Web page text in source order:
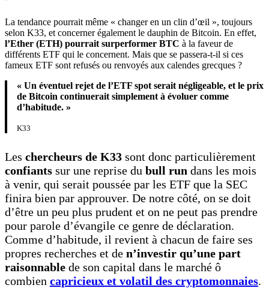
La tendance pourrait même « changer en un clin d’œil », toujours
selon K33, et concerner également le dauphin de Bitcoin. En effet,
l’Ether (ETH) pourrait surperformer BTC à la faveur de
différents ETF qui le concernent. Mais que se passera-t-il si ces
fameux ETF sont refusés ou renvoyés aux calendes grecques ?
« Un éventuel rejet de l’ETF spot serait négligeable, et le prix
de Bitcoin continuerait simplement à évoluer comme
d’habitude. »
K33
Les chercheurs de K33 sont donc particulièrement
confiants sur une reprise du bull run dans les mois
à venir, qui serait poussée par les ETF que la SEC
finira bien par approuver. De notre côté, on se doit
d’être un peu plus prudent et on ne peut pas prendre
pour parole d’évangile ce genre de déclaration.
Comme d’habitude, il revient à chacun de faire ses
propres recherches et de n’investir qu’une part
raisonnable de son capital dans le marché ô
combien capricieux et volatil des cryptomonnaies.